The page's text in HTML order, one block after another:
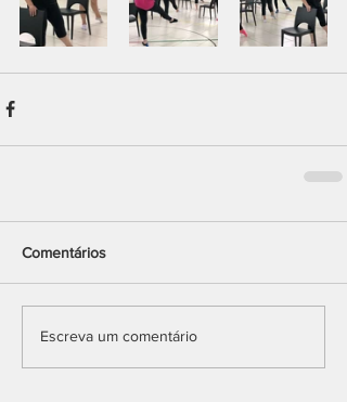
Comentários
Escreva um comentário